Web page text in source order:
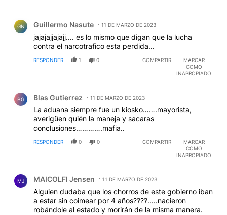
GN Guillermo Nasute 11 DE MARZO DE 2023
jajajajjajajj.... es lo mismo que digan que la lucha
contra el narcotrafico esta perdida...
RESPONDER 1 0 COMPARTIR
MARCAR
COMO
INAPROPIADO
BG Blas Gutierrez 11 DE MARZO DE 2023
La aduana siempre fue un kiosko…….mayorista,
averigüen quién la maneja y sacaras
conclusiones………….mafia..
RESPONDER 0 0 COMPARTIR
MARCAR
COMO
INAPROPIADO
MJ MAICOLFI Jensen 11 DE MARZO DE 2023
Alguien dudaba que los chorros de este gobierno iban
a estar sin coimear por 4 años????.....nacieron
robándole al estado y morirán de la misma manera.